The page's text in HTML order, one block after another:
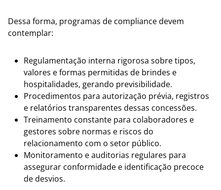
Dessa forma, programas de compliance devem
contemplar:
Regulamentação interna rigorosa sobre tipos,
valores e formas permitidas de brindes e
hospitalidades, gerando previsibilidade.
Procedimentos para autorização prévia, registros
e relatórios transparentes dessas concessões.
Treinamento constante para colaboradores e
gestores sobre normas e riscos do
relacionamento com o setor público.
Monitoramento e auditorias regulares para
assegurar conformidade e identificação precoce
de desvios.